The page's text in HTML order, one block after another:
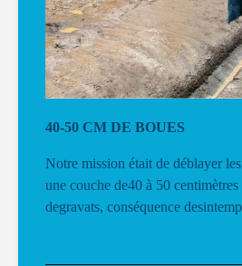
40-50 CM DE BOUES
Notre mission était de déblayer
une couche de40 à 50 centimètres
degravats, conséquence